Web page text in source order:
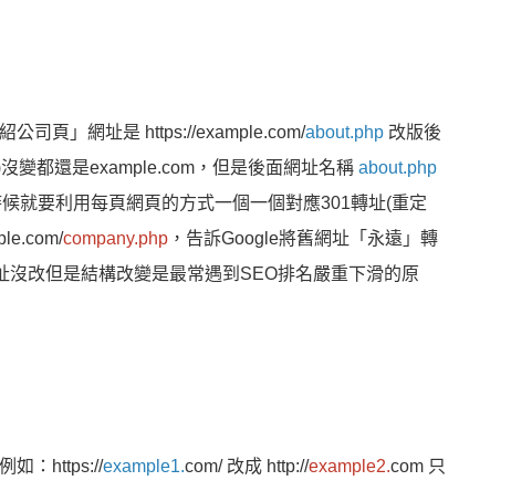
公司頁」網址是 https://example.com/about.php 改版後
變都還是example.com，但是後面網址名稱 about.php
就要利用每頁網頁的方式一個一個對應301轉址(重定
company.php ，告訴Google將舊網址「永遠」轉
改但是結構改變是最常遇到SEO排名嚴重下滑的原
如：https://example1.com/ 改成 http://example2.com 只